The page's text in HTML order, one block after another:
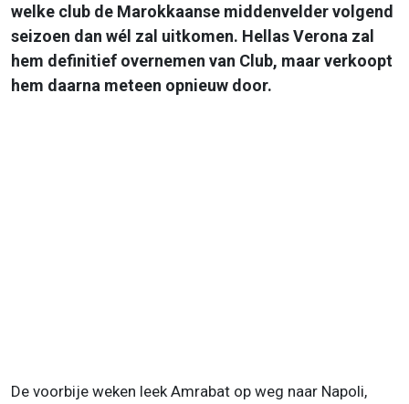
welke club de Marokkaanse middenvelder volgend
seizoen dan wél zal uitkomen. Hellas Verona zal
hem definitief overnemen van Club, maar verkoopt
hem daarna meteen opnieuw door.
De voorbije weken leek Amrabat op weg naar Napoli,